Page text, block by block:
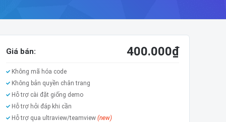
Giá bán: 400.000₫
Không mã hóa code
Không bản quyền chân trang
Hỗ trợ cài đặt giống demo
Hỗ trợ hỏi đáp khi cần
Hỗ trợ qua ultraview/teamview (new)